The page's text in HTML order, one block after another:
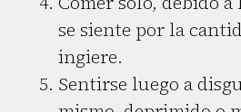
se siente por la
ingiere.
Sentirse luego a